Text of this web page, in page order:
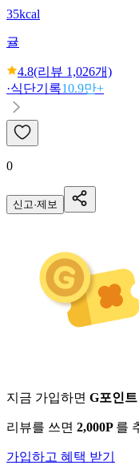
35kcal
귤
4.8(리뷰 1,026개)
·식단기록10.9만+
0
신고·제보
지금 가입하면 G포인트
리뷰를 쓰면 2,000P 를
가입하고 혜택 받기